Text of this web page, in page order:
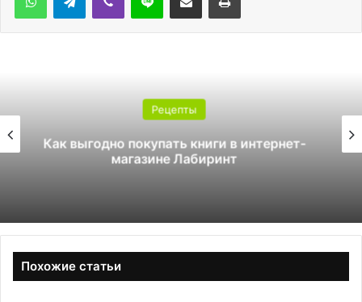
Рецепты
Как стать инструктором по сноуборду
Похожие статьи